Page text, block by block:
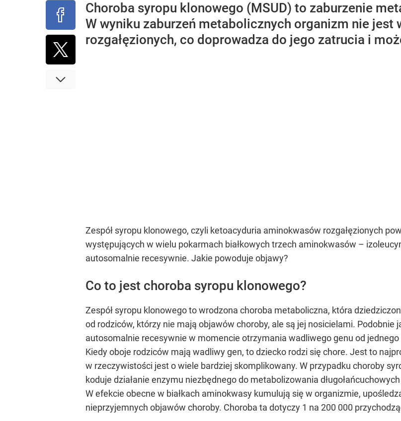
Choroba syropu klonowego (MSUD) to zaburzenie
W wyniku zaburzeń metabolicznych organizm nie jest
rozgałęzionych, co doprowadza do jego zatrucia i
Zespół syropu klonowego, czyli ketoacyduria aminokwasów rozgałęzionych
występujących w wielu pokarmach białkowych trzech aminokwasów –
autosomalnie recesywnie. Jakie powoduje objawy?
Co to jest choroba syropu klonowego?
Zespół syropu klonowego to wrodzona choroba metaboliczna, która
od rodziców, którzy nie mają objawów choroby, ale są jej nosicielami. Podobnie
autosomalnie recesywnie w momencie otrzymania wadliwego genu od
Kiedy oboje rodziców mają wadliwy gen, to dziecko rodzi się chore. Jest to
w rzeczywistości jest o wiele bardziej skomplikowany. W przypadku choroby
koduje działanie enzymu niezbędnego do metabolizowania
W efekcie obecne w białkach aminokwasy kumulują się w organizmie,
nieprzyjemnych objawów choroby. Choroba ta dotyczy 1 na 200 000